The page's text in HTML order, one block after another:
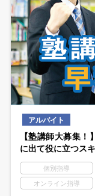
アルバイト
【塾講師大募集
に出て役に立つス
個別指導
オンライン指導